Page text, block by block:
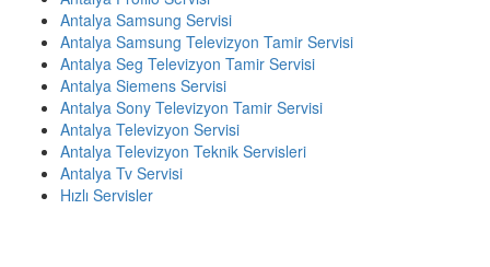
Antalya Samsung Servisi
Antalya Samsung Televizyon Tamir Servisi
Antalya Seg Televizyon Tamir Servisi
Antalya Siemens Servisi
Antalya Sony Televizyon Tamir Servisi
Antalya Televizyon Servisi
Antalya Televizyon Teknik Servisleri
Antalya Tv Servisi
Hızlı Servisler